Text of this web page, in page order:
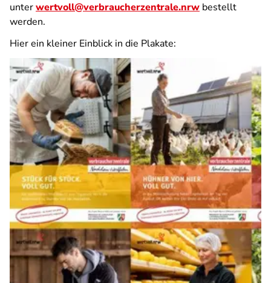
unterwertvoll@verbraucherzentrale.nrw bestellt
werden.
Hier ein kleiner Einblick in die Plakate: